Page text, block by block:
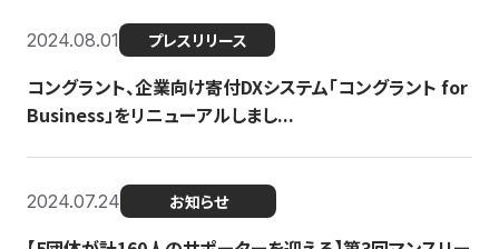
2024.08.01 プレスリリース
コングラント、企業向け寄付DXシステム「コングラント for
Business」をリニューアルしまし...
2024.07.24 お知らせ